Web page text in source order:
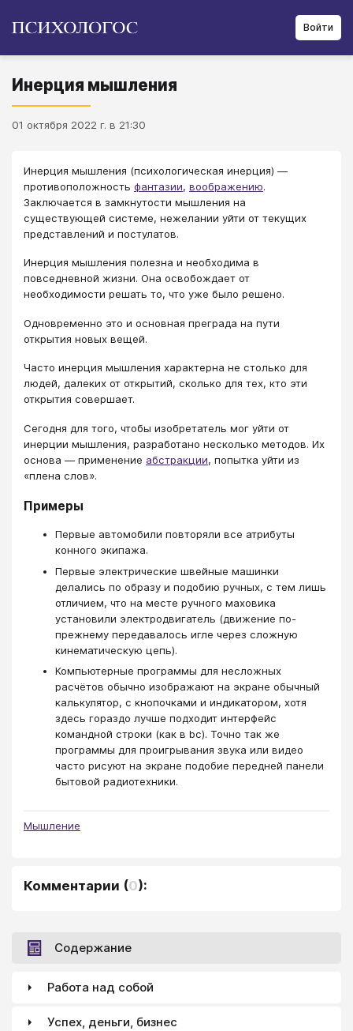
Войти
Инерция мышления
01 октября 2022 г. в 21:30
Инерция мышления (психологическая инерция) —
противоположность фантазии, воображению.
Заключается в замкнутости мышления на
существующей системе, нежелании уйти от текущих
представлений и постулатов.
Инерция мышления полезна и необходима в
повседневной жизни. Она освобождает от
необходимости решать то, что уже было решено.
Одновременно это и основная преграда на пути
открытия новых вещей.
Часто инерция мышления характерна не столько для
людей, далеких от открытий, сколько для тех, кто эти
открытия совершает.
Сегодня для того, чтобы изобретатель мог уйти от
инерции мышления, разработано несколько методов. Их
основа — применение абстракции, попытка уйти из
«плена слов».
Примеры
Первые автомобили повторяли все атрибуты
конного экипажа.
Первые электрические швейные машинки
делались по образу и подобию ручных, с тем лишь
отличием, что на месте ручного маховика
установили электродвигатель (движение по-
прежнему передавалось игле через сложную
кинематическую цепь).
Компьютерные программы для несложных
расчётов обычно изображают на экране обычный
калькулятор, с кнопочками и индикатором, хотя
здесь гораздо лучше подходит интерфейс
командной строки (как в bc). Точно так же
программы для проигрывания звука или видео
часто рисуют на экране подобие передней панели
бытовой радиотехники.
Мышление
Комментарии (0):
Содержание
Работа над собой
Успех, деньги, бизнес